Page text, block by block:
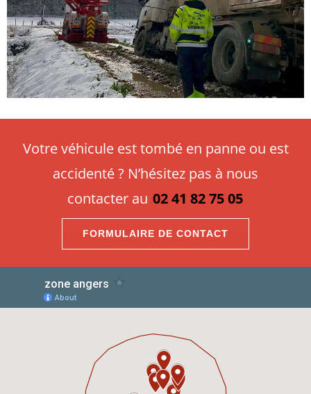
Votre véhicule est tombé en panne ou est
accidenté ? N’hésitez pas à nous
contacter au 02 41 82 75 05
FORMULAIRE DE CONTACT